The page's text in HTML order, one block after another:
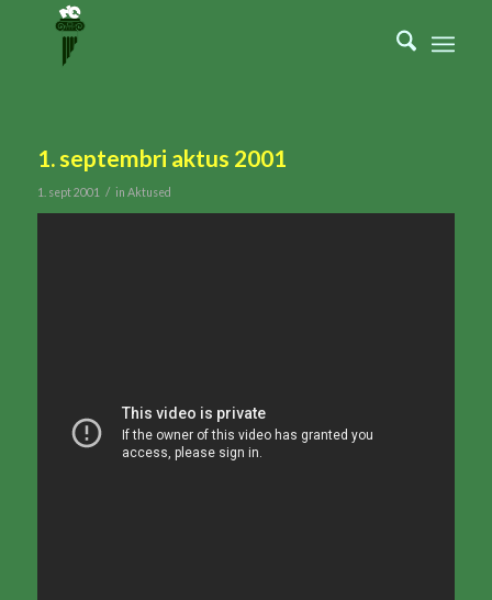
1. septembri aktus 2001
1. sept 2001 / in Aktused